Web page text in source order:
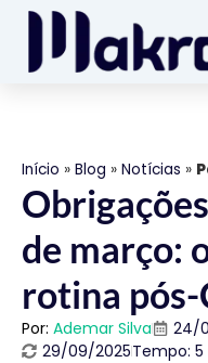
Início » Blog » Notícias »
de março:
rotina
Por: Ademar Silva
24/
29/09/2025Tempo: